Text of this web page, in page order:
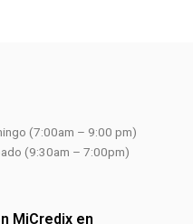
(7:00am – 9:00 pm)
(9:30am – 7:00pm)
MiCredix en